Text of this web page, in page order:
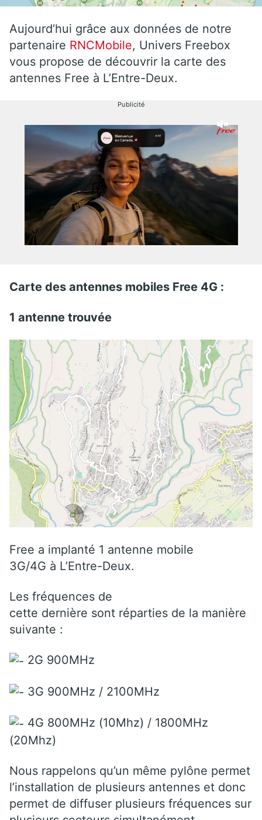
Aujourd’hui grâce aux données de notre
partenaire RNCMobile, Univers Freebox
vous propose de découvrir la carte des
antennes Free à L’Entre-Deux.
Publicité
Carte des antennes mobiles Free 4G :
1 antenne trouvée
Free a implanté 1 antenne mobile
3G/4G à L’Entre-Deux.
Les fréquences de
cette dernière sont réparties de la manière
suivante :
2G 900MHz
3G 900MHz / 2100MHz
4G 800MHz (10Mhz) / 1800MHz
(20Mhz)
Nous rappelons qu’un même pylône permet
l’installation de plusieurs antennes et donc
permet de diffuser plusieurs fréquences sur